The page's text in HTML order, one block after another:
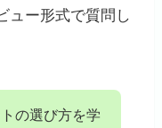
ュー形式で質問し
の選び方を学